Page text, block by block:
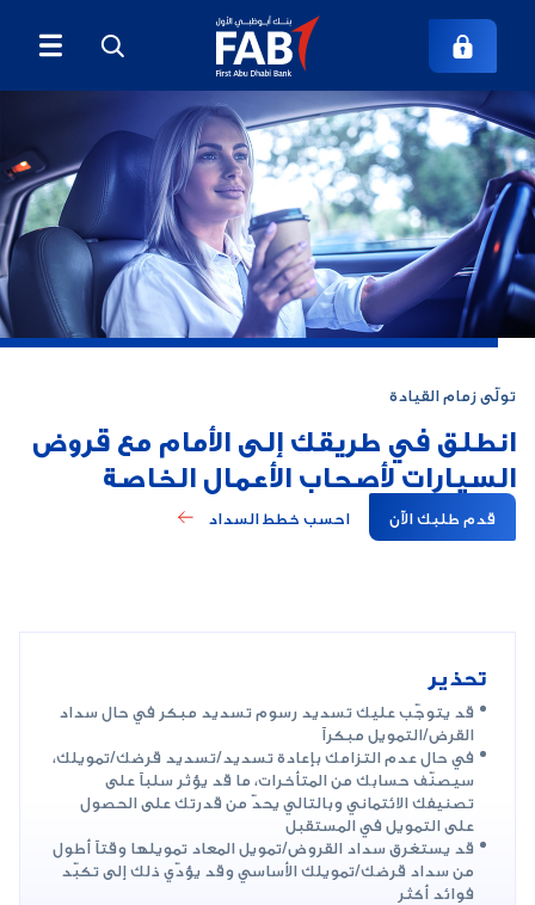
تولّى زمام القيادة
انطلق في طريقك إلى الأمام مع قروض
السيارات لأصحاب الأعمال الخاصة
قدم طلبك الآن احسب خطط السداد
تحذير
قد يتوجّب عليك تسديد رسوم تسديد مبكر في حال سداد
القرض/التمويل مبكراً
في حال عدم التزامك بإعادة تسديد/تسديد قرضك/تمويلك،
سيصنّف حسابك من المتأخرات، ما قد يؤثر سلباً على
تصنيفك الائتماني وبالتالي يحدّ من قدرتك على الحصول
على التمويل في المستقبل
قد يستغرق سداد القروض/تمويل المعاد تمويلها وقتاً أطول
من سداد قرضك/تمويلك الأساسي وقد يؤدّي ذلك إلى تكبّد
فوائد أكثر